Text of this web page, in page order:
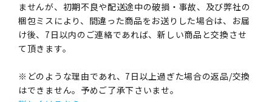
ませんが、初期不良や配送途中の破損・事故、及び弊社の
梱包ミスにより、間違った商品をお送りした場合は、お届
け後、7日以内のご連絡であれば、新しい商品と交換させ
て頂きます。
※どのような理由であれ、7日以上過ぎた場合の返品/交換
はできません。予めご了承下さいませ。